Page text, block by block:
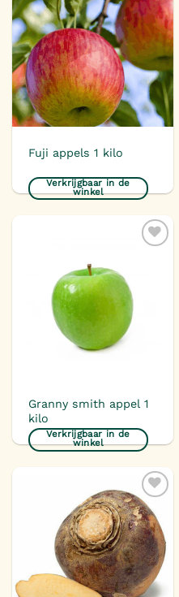
Toevoegen
aan
verlanglijst
Fuji appels 1 kilo
Verkrijgbaar in de
winkel
verlanglijst
Granny smith appel 1
kilo
Verkrijgbaar in de
winkel
Toevoegen
aan
verlanglijst